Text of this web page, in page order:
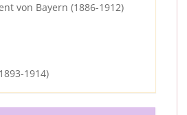
von Bayern (1886-1912)
1914)